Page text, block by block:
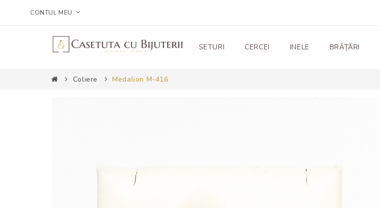
CONTUL MEU
SETURI CERCEI INELE BRĂȚĂRI
Coliere Medalion M-416